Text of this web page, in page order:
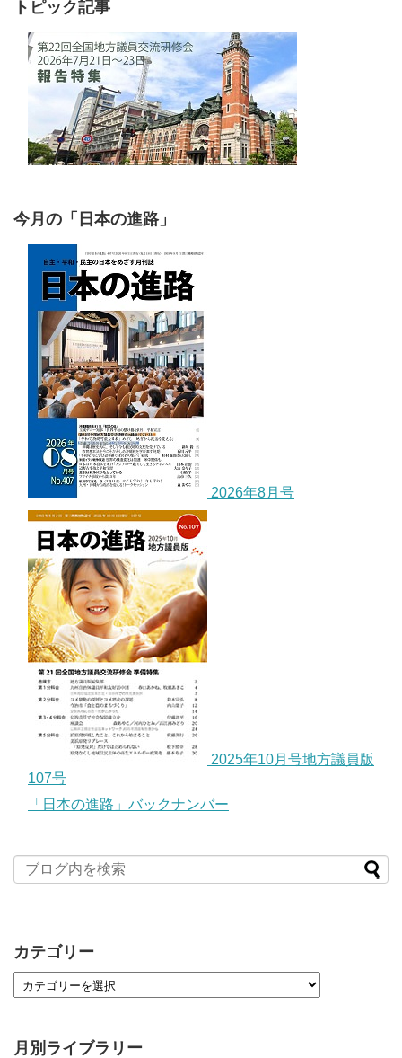
トピック記事
今月の「日本の進路」
2026年8月号
2025年10月号地方議員版
107号
「日本の進路」バックナンバー
カテゴリー
月別ライブラリー